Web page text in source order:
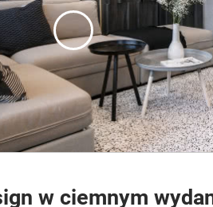
w ciemnym